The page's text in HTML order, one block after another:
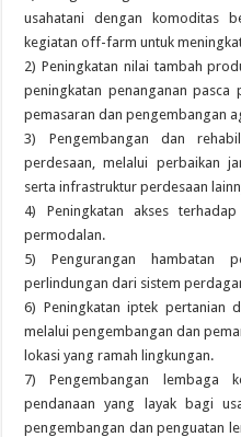
usahatani dengan komoditas
kegiatan off-farm untuk
2) Peningkatan nilai tambah
peningkatan penanganan pasca
pemasaran dan pengembangan
3) Pengembangan dan
perdesaan, melalui perbaikan
serta infrastruktur perdesaan
4) Peningkatan akses
permodalan.
5) Pengurangan hambatan
perlindungan dari sistem
6) Peningkatan iptek pertanian
melalui pengembangan dan
lokasi yang ramah lingkungan.
7) Pengembangan lembaga
pendanaan yang layak bagi
pengembangan dan penguatan